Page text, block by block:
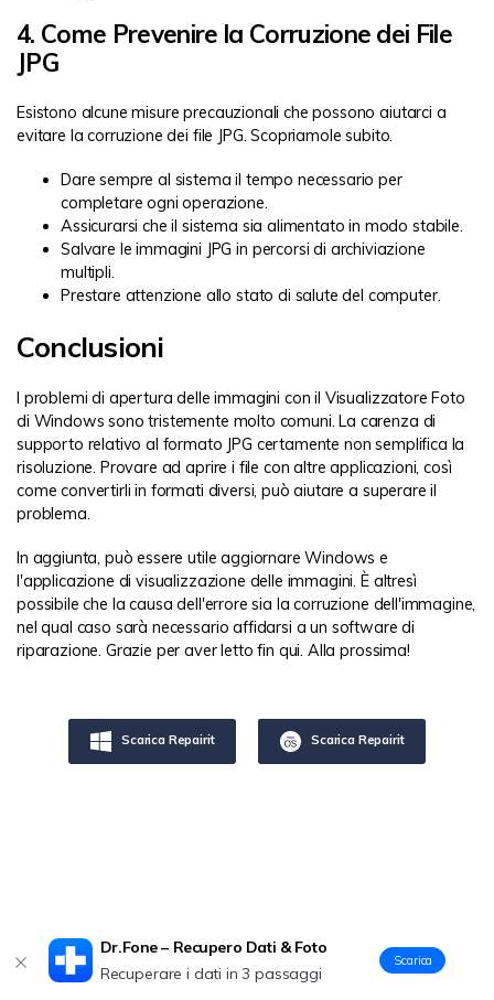
4. Come Prevenire la Corruzione dei File
JPG
Esistono alcune misure precauzionali che possono aiutarci a
evitare la corruzione dei file JPG. Scopriamole subito.
Dare sempre al sistema il tempo necessario per
completare ogni operazione.
Assicurarsi che il sistema sia alimentato in modo stabile.
Salvare le immagini JPG in percorsi di archiviazione
multipli.
Prestare attenzione allo stato di salute del computer.
Conclusioni
I problemi di apertura delle immagini con il Visualizzatore Foto
di Windows sono tristemente molto comuni. La carenza di
supporto relativo al formato JPG certamente non semplifica la
risoluzione. Provare ad aprire i file con altre applicazioni, così
come convertirli in formati diversi, può aiutare a superare il
problema.
In aggiunta, può essere utile aggiornare Windows e
l'applicazione di visualizzazione delle immagini. È altresì
possibile che la causa dell'errore sia la corruzione dell'immagine,
nel qual caso sarà necessario affidarsi a un software di
riparazione. Grazie per aver letto fin qui. Alla prossima!
Scarica Repairit Scarica Repairit
Dr.Fone – Recupero Dati & Foto
Recuperare i dati in 3 passaggi
Scarica